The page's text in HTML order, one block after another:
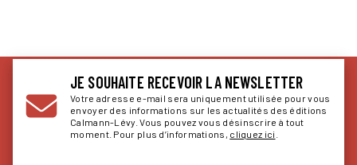
JE SOUHAITE RECEVOIR LA NEWSLETTER
Votre adresse e-mail sera uniquement utilisée pour vous
envoyer des informations sur les actualités des éditions
Calmann-Lévy. Vous pouvez vous désinscrire à tout
moment. Pour plus d’informations, cliquez ici